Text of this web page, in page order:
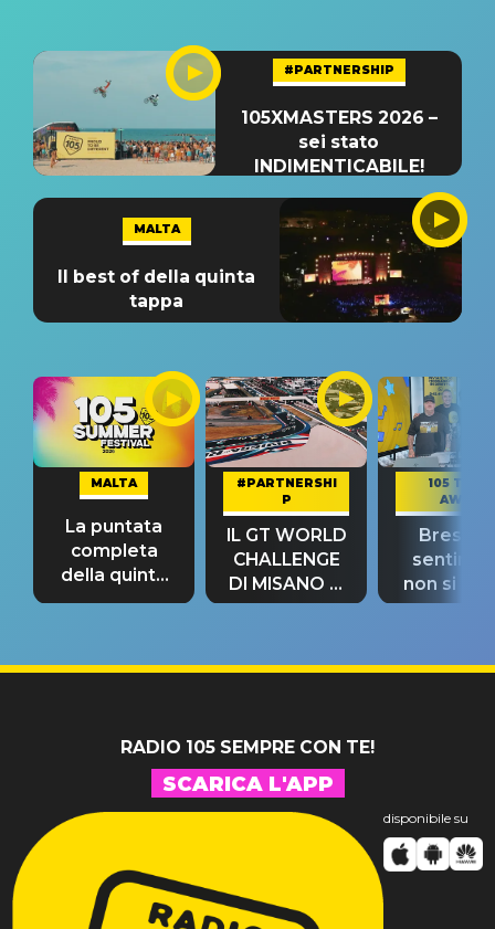
#PARTNERSHIP
105XMASTERS 2026 –
sei stato
INDIMENTICABILE!
MALTA
Il best of della quinta
tappa
MALTA
La puntata
completa
della quinta
tappa
#PARTNERSHI
P
IL GT WORLD
CHALLENGE
DI MISANO si
riconferma
105 TAKE
AWAY
Bresh:
non si
fino alla
RADIO 105 SEMPRE CON TE!
SCARICA L'APP
disponibile su